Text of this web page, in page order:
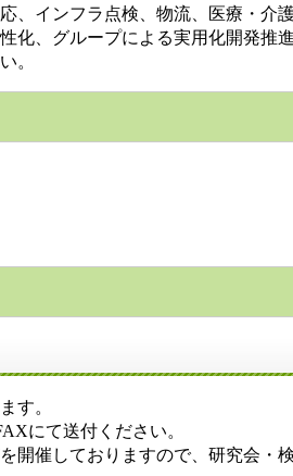
インフラ点検、物流、医療・介
、グループによる実用化開発推
。
す。
にて送付ください。
催しておりますので、研究会・